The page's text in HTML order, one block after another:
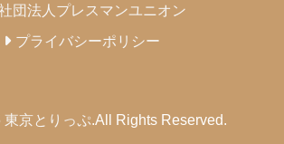
団法人プレスマンユニオン
プライバシーポリシー
東京とりっぷ.All Rights Reserved.